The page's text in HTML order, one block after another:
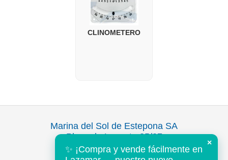
✨ ¡Compra y vende fácilmente en
×
CLINOMETERO
Marina del Sol de Estepona SA
Plaza de Levante 35/37
Puerto Deportivo
Estepona 29680